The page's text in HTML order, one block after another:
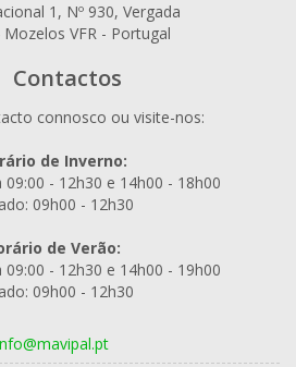
1, Nº 930, Vergada
VFR - Portugal
Contactos
connosco ou visite-nos:
de Inverno:
09:00 - 12h30 e 14h00 - 18h00
09h00 - 12h30
de Verão:
09:00 - 12h30 e 14h00 - 19h00
09h00 - 12h30